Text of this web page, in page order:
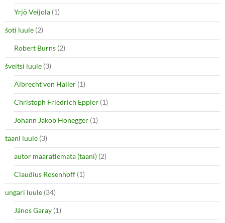
Yrjö Veijola (1)
šoti luule (2)
Robert Burns (2)
šveitsi luule (3)
Albrecht von Haller (1)
Christoph Friedrich Eppler (1)
Johann Jakob Honegger (1)
taani luule (3)
autor määratlemata (taani) (2)
Claudius Rosenhoff (1)
ungari luule (34)
János Garay (1)